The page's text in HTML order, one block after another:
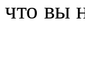
что вы